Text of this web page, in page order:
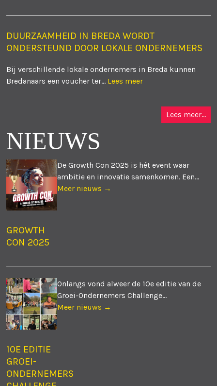
DUURZAAMHEID IN BREDA WORDT
ONDERSTEUND DOOR LOKALE ONDERNEMERS
Bij verschillende lokale ondernemers in Breda kunnen
Bredanaars een voucher ter... Lees meer
Lees meer...
NIEUWS
GROWTH
CON 2025
De Growth Con 2025 is hét event waar
ambitie en innovatie samenkomen. Een...
Meer nieuws →
10E EDITIE
GROEI-
ONDERNEMERS
Onlangs vond alweer de 10e editie van de
Groei-Ondernemers Challenge...
Meer nieuws →